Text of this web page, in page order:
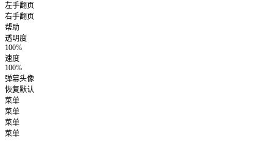
左手翻页
右手翻页
帮助
透明度
100%
速度
100%
弹幕头像
恢复默认
菜单
菜单
菜单
菜单